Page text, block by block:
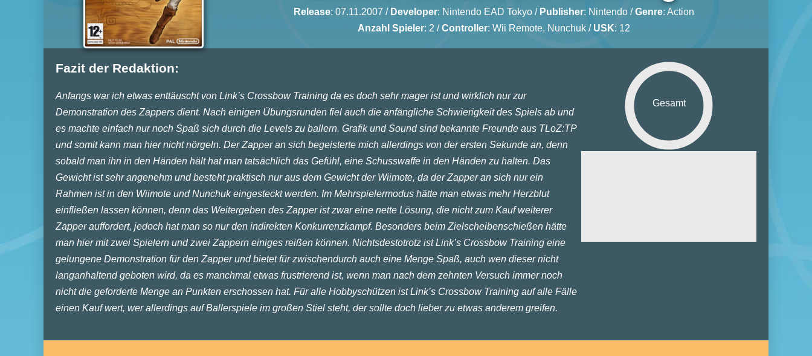
Release: 07.11.2007 / Developer: Nintendo EAD Tokyo/ Publisher: Nintendo/Genre: Action
Anzahl Spieler: 2 /Controller: Wii Remote, Nunchuk / USK: 12
Fazit der Redaktion:
Anfangs war ich etwas enttäuscht von Link’s Crossbow Training da es doch sehr mager ist und wirklich nur zur
Demonstration des Zappers dient. Nach einigen Übungsrunden fiel auch die anfängliche Schwierigkeit des Spiels ab und
es machte einfach nur noch Spaß sich durch die Levels zu ballern. Grafik und Sound sind bekannte Freunde aus TLoZ:TP
und somit kann man hier nicht nörgeln. Der Zapper an sich begeisterte mich allerdings von der ersten Sekunde an, denn
sobald man ihn in den Händen hält hat man tatsächlich das Gefühl, eine Schusswaffe in den Händen zu halten. Das
Gewicht ist sehr angenehm und besteht praktisch nur aus dem Gewicht der Wiimote, da der Zapper an sich nur ein
Rahmen ist in den Wiimote und Nunchuk eingesteckt werden. Im Mehrspielermodus hätte man etwas mehr Herzblut
einfließen lassen können, denn das Weitergeben des Zapper ist zwar eine nette Lösung, die nicht zum Kauf weiterer
Zapper auffordert, jedoch hat man so nur den indirekten Konkurrenzkampf. Besonders beim Zielscheibenschießen hätte
man hier mit zwei Spielern und zwei Zappern einiges reißen können. Nichtsdestotrotz ist Link’s Crossbow Training eine
gelungene Demonstration für den Zapper und bietet für zwischendurch auch eine Menge Spaß, auch wen dieser nicht
langanhaltend geboten wird, da es manchmal etwas frustrierend ist, wenn man nach dem zehnten Versuch immer noch
nicht die geforderte Menge an Punkten erschossen hat. Für alle Hobbyschützen ist Link’s Crossbow Training auf alle Fälle
einen Kauf wert, wer allerdings auf Ballerspiele im großen Stiel steht, der sollte doch lieber zu etwas anderem greifen.
Gesamt
Grafik:
Steuerung:
Spielspaß:
Multiplayer: